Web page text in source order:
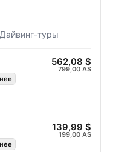
Дайвинг-туры
562,08 $
799,00 A$
139,99 $
199,00 A$